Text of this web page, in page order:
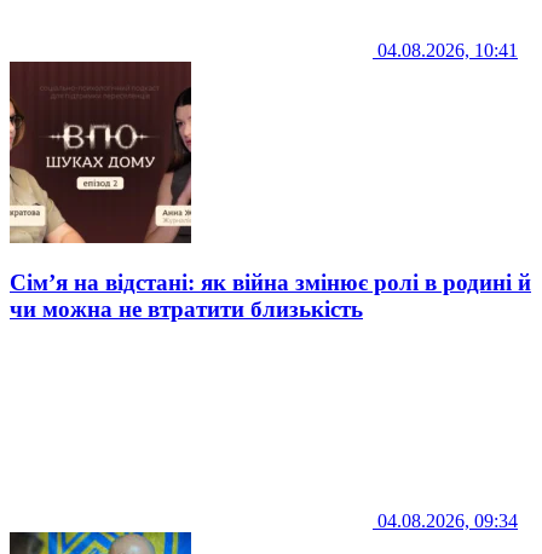
04.08.2026, 10:41
Сім’я на відстані: як війна змінює ролі в родині й
чи можна не втратити близькість
04.08.2026, 09:34